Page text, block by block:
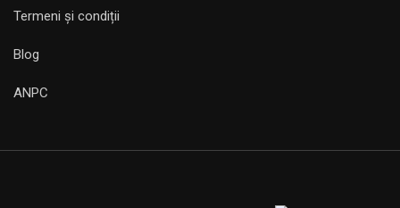
Termeni și condiții
Blog
ANPC